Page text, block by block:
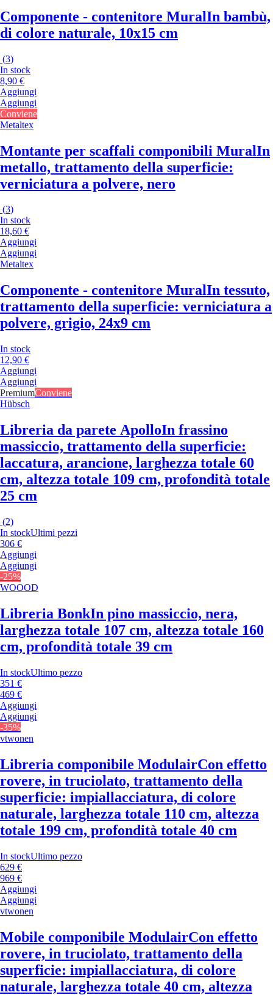
Componente - contenitore MuralIn bambù,
di colore naturale, 10x15 cm
(3)
In stock
8,90 €
Aggiungi
Aggiungi
Conviene
Metaltex
Montante per scaffali componibili MuralIn
metallo, trattamento della superficie:
verniciatura a polvere, nero
(3)
In stock
18,60 €
Aggiungi
Aggiungi
Metaltex
Componente - contenitore MuralIn tessuto,
trattamento della superficie: verniciatura a
polvere, grigio, 24x9 cm
In stock
12,90 €
Aggiungi
Aggiungi
PremiumConviene
Hübsch
Libreria da parete ApolloIn frassino
massiccio, trattamento della superficie:
laccatura, arancione, larghezza totale 60
cm, altezza totale 109 cm, profondità totale
25 cm
(2)
In stockUltimi pezzi
306 €
Aggiungi
Aggiungi
-25%
WOOOD
Libreria BonkIn pino massiccio, nera,
larghezza totale 107 cm, altezza totale 160
cm, profondità totale 39 cm
In stockUltimo pezzo
351 €
469 €
Aggiungi
Aggiungi
-35%
vtwonen
Libreria componibile ModulairCon effetto
rovere, in truciolato, trattamento della
superficie: impiallacciatura, di colore
naturale, larghezza totale 110 cm, altezza
totale 199 cm, profondità totale 40 cm
In stockUltimo pezzo
629 €
969 €
Aggiungi
Aggiungi
vtwonen
Mobile componibile ModulairCon effetto
rovere, in truciolato, trattamento della
superficie: impiallacciatura, di colore
naturale, larghezza totale 40 cm, altezza